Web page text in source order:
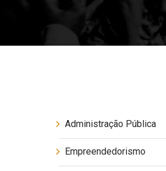
Administração Pública
Empreendedorismo